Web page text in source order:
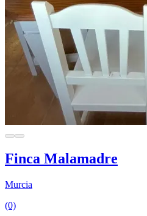
Finca Malamadre
Murcia
(0)